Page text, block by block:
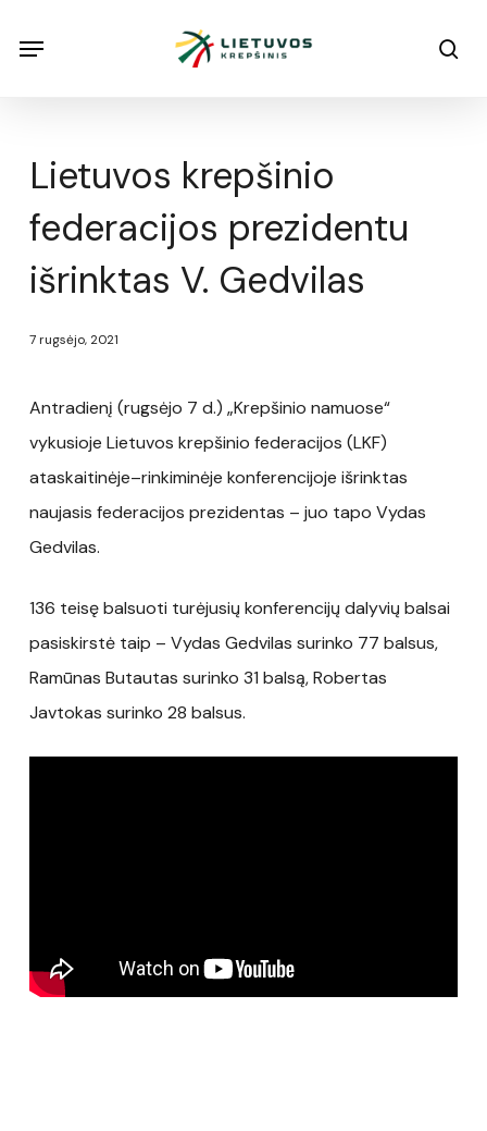
Menu
Lietuvos krepšinio
federacijos prezidentu
išrinktas V. Gedvilas
7 rugsėjo, 2021
Antradienį (rugsėjo 7 d.) „Krepšinio namuose“
vykusioje Lietuvos krepšinio federacijos (LKF)
ataskaitinėje–rinkiminėje konferencijoje išrinktas
naujasis federacijos prezidentas – juo tapo Vydas
Gedvilas.
136 teisę balsuoti turėjusių konferencijų dalyvių balsai
pasiskirstė taip – Vydas Gedvilas surinko 77 balsus,
Ramūnas Butautas surinko 31 balsą, Robertas
Javtokas surinko 28 balsus.